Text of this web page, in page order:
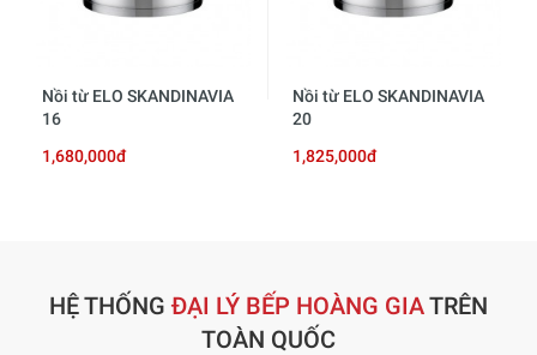
Nồi từ ELO SKANDINAVIA
16
1,680,000đ
Nồi từ ELO SKANDINAVIA
20
1,825,000đ
HỆ THỐNG ĐẠI LÝ BẾP HOÀNG GIATRÊN
TOÀN QUỐC